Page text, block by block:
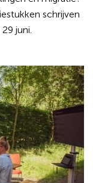
schrijven
juni.